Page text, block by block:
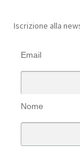
Iscrizione alla
Email
Nome